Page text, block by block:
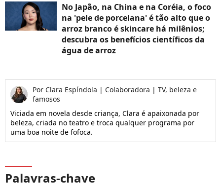
No Japão, na China e na Coréia, o foco
na 'pele de porcelana' é tão alto que o
arroz branco é skincare há milênios;
descubra os benefícios científicos da
água de arroz
Por Clara Espíndola | Colaboradora | TV, beleza e
famosos
Viciada em novela desde criança, Clara é apaixonada por
beleza, criada no teatro e troca qualquer programa por
uma boa noite de fofoca.
Palavras-chave